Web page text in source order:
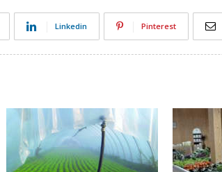
Linkedin Pinterest